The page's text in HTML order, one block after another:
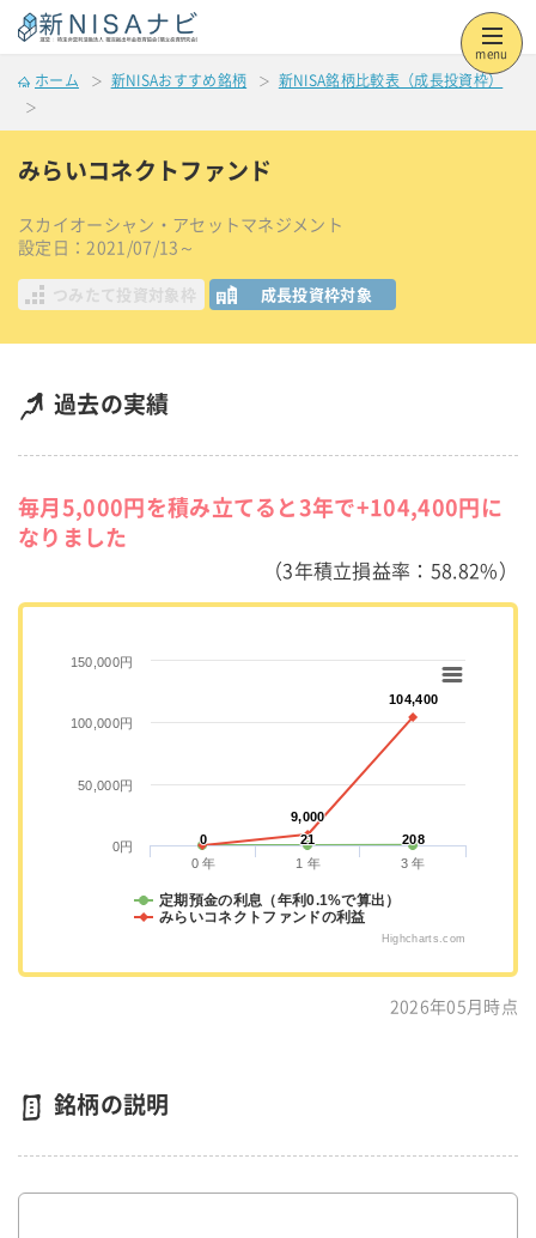
menu
ホーム 新NISAおすすめ銘柄 新NISA銘柄比較表（成長投資枠）
みらいコネクトファンド
スカイオーシャン・アセットマネジメント
設定日：2021/07/13～
つみたて投資対象枠 成長投資枠対象
過去の実績
毎月5,000円を積み立てると3年で+104,400円に
なりました
（3年積立損益率：58.82%）
0
0 21
21 208
208
9,000
9,000
104,400
104,400
定期預金の利息（年利0.1%で算出）
みらいコネクトファンドの利益
0 年 1 年 3 年
0円
50,000円
100,000円
150,000円
Highcharts.com
2026年05月時点
銘柄の説明